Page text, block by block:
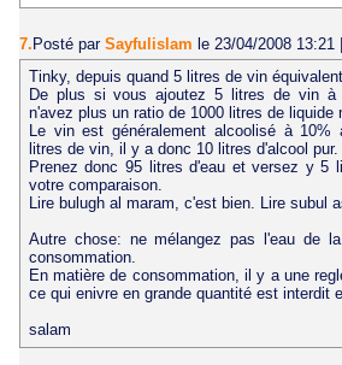
7.Posté par Sayfulislam le 23/04/2008 13:21 |
Tinky, depuis quand 5 litres de vin
De plus si vous ajoutez 5 litres de vin à
n'avez plus un ratio de 1000 litres de liquide
Le vin est généralement alcoolisé à 10%
litres de vin, il y a donc 10 litres d'alcool pur.
Prenez donc 95 litres d'eau et versez y 5
votre comparaison.
Lire bulugh al maram, c'est bien. Lire subul
Autre chose: ne mélangez pas l'eau de
consommation.
En matière de consommation, il y a une
ce qui enivre en grande quantité est interdit
salam